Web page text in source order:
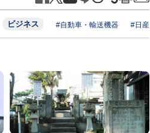
ビジネス #自動車・輸送機器 #日産